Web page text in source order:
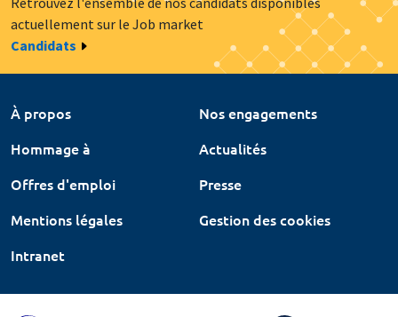
actuellement sur le Job market
Candidats
À propos
Nos engagements
Hommage à
Actualités
Offres d'emploi
Presse
Mentions légales
Gestion des cookies
Intranet